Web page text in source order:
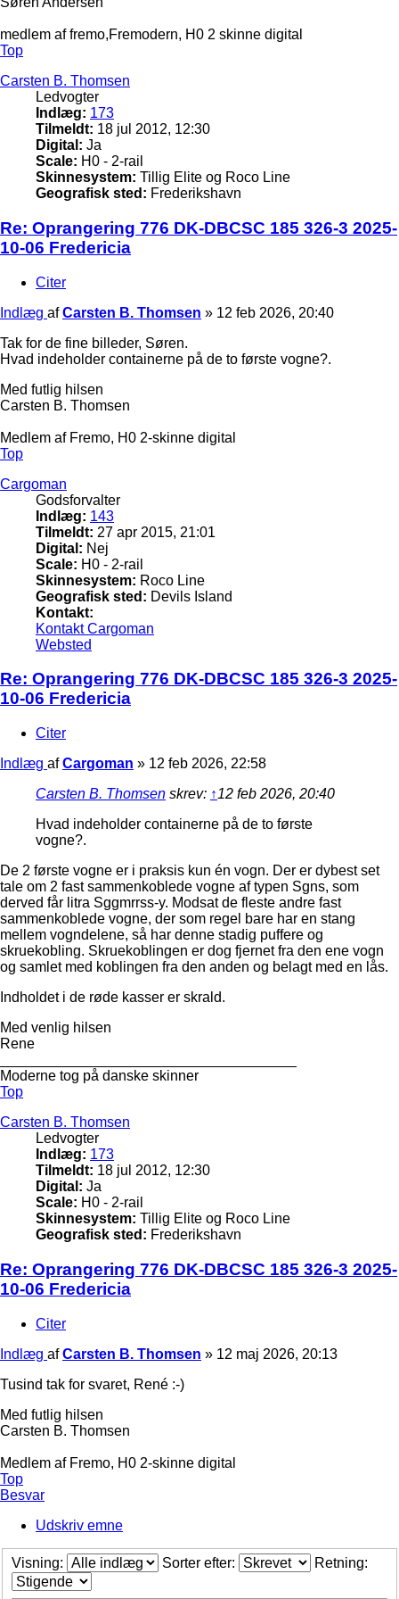
medlem af fremo,Fremodern, H0 2 skinne digital
Top
Carsten B. Thomsen
Ledvogter
Indlæg: 173
Tilmeldt: 18 jul 2012, 12:30
Digital: Ja
Scale: H0 - 2-rail
Skinnesystem: Tillig Elite og Roco Line
Geografisk sted: Frederikshavn
Re: Oprangering 776 DK-DBCSC 185 326-3 2025-
10-06 Fredericia
Citer
Indlæg afCarsten B. Thomsen » 12 feb 2026, 20:40
Tak for de fine billeder, Søren.
Hvad indeholder containerne på de to første vogne?.
Med futlig hilsen
Carsten B. Thomsen
Medlem af Fremo, H0 2-skinne digital
Top
Cargoman
Godsforvalter
Indlæg: 143
Tilmeldt: 27 apr 2015, 21:01
Digital: Nej
Scale: H0 - 2-rail
Skinnesystem: Roco Line
Geografisk sted: Devils Island
Kontakt:
Kontakt Cargoman
Websted
Re: Oprangering 776 DK-DBCSC 185 326-3 2025-
10-06 Fredericia
Citer
Indlæg afCargoman » 12 feb 2026, 22:58
Carsten B. Thomsen skrev: ↑12 feb 2026, 20:40
Hvad indeholder containerne på de to første
vogne?.
De 2 første vogne er i praksis kun én vogn. Der er dybest set
tale om 2 fast sammenkoblede vogne af typen Sgns, som
derved får litra Sggmrrss-y. Modsat de fleste andre fast
sammenkoblede vogne, der som regel bare har en stang
mellem vogndelene, så har denne stadig puffere og
skruekobling. Skruekoblingen er dog fjernet fra den ene vogn
og samlet med koblingen fra den anden og belagt med en lås.
Indholdet i de røde kasser er skrald.
Med venlig hilsen
Rene
Moderne tog på danske skinner
Top
Carsten B. Thomsen
Ledvogter
Indlæg: 173
Tilmeldt: 18 jul 2012, 12:30
Digital: Ja
Scale: H0 - 2-rail
Skinnesystem: Tillig Elite og Roco Line
Geografisk sted: Frederikshavn
Re: Oprangering 776 DK-DBCSC 185 326-3 2025-
10-06 Fredericia
Citer
Indlæg afCarsten B. Thomsen » 12 maj 2026, 20:13
Tusind tak for svaret, René :-)
Med futlig hilsen
Carsten B. Thomsen
Medlem af Fremo, H0 2-skinne digital
Top
Besvar
Udskriv emne
Visning: Sorter efter: Retning: